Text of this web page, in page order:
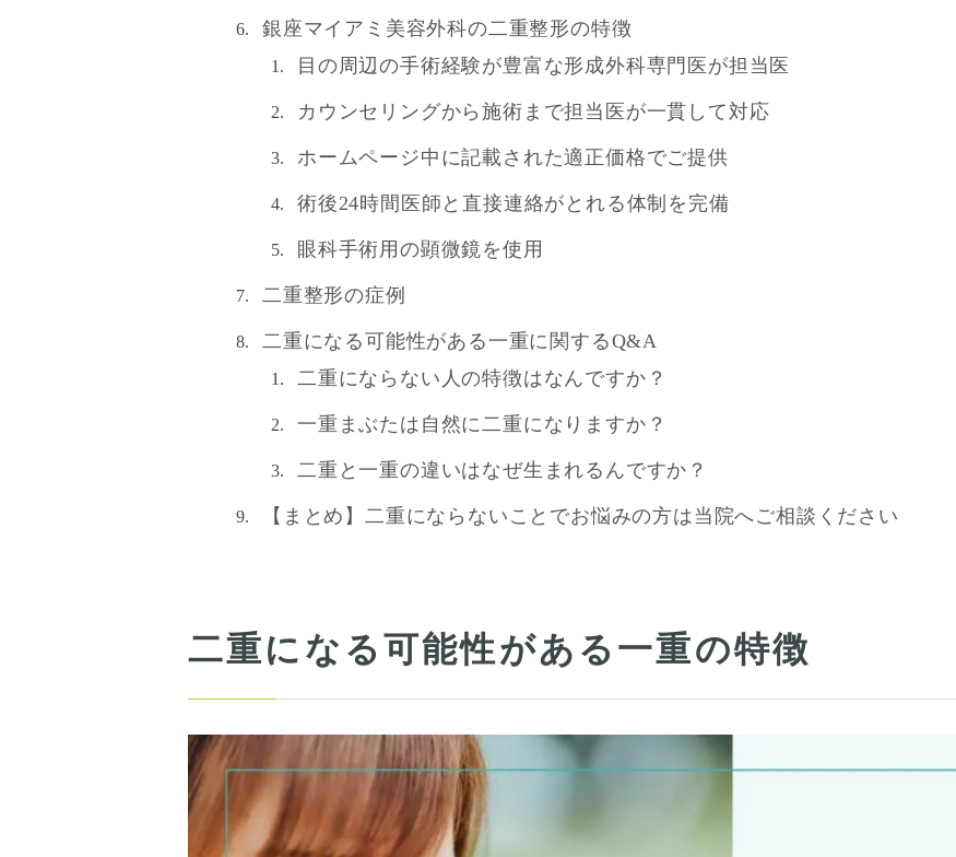
銀座マイアミ美容外科の二重整形の特徴
目の周辺の手術経験が豊富な形成外科専門医が担当医
カウンセリングから施術まで担当医が一貫して対応
ホームページ中に記載された適正価格でご提供
術後24時間医師と直接連絡がとれる体制を完備
眼科手術用の顕微鏡を使用
二重整形の症例
二重になる可能性がある一重に関するQ&A
二重にならない人の特徴はなんですか？
一重まぶたは自然に二重になりますか？
二重と一重の違いはなぜ生まれるんですか？
【まとめ】二重にならないことでお悩みの方は当院へご相談ください
二重になる可能性がある一重の特徴